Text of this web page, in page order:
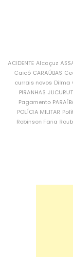
ACIDENTE Alcaçuz
Caicó CARAÚBAS
currais novos Dilma
PIRANHAS
Pagamento
POLÍCIA MILITAR
Robinson Faria